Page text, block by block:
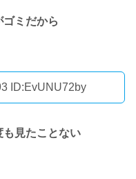
ミだから
ID:EvUNU72by
見たことない